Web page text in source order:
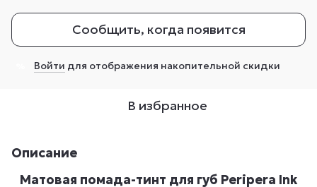
Сообщить, когда появится
Войти для отображения накопительной скидки
В избранное
Описание
Матовая помада-тинт для губ Peripera Ink